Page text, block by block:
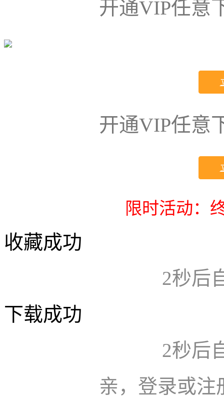
开通VIP任意
开通VIP任意
限时活动：
收藏成功
2秒后
下载成功
2秒后
亲，登录或注